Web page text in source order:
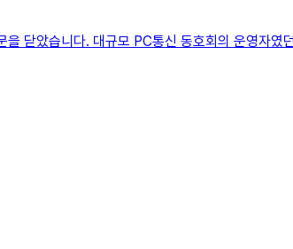
닫았습니다. 대규모 PC통신 동호회의 운영자였